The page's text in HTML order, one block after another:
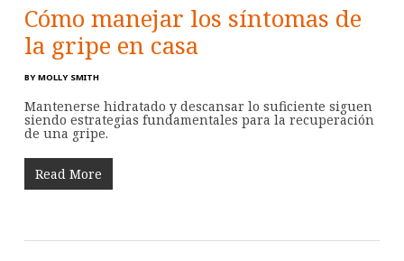
Cómo manejar los síntomas de
la gripe en casa
BY MOLLY SMITH
Mantenerse hidratado y descansar lo suficiente siguen
siendo estrategias fundamentales para la recuperación
de una gripe.
Read More